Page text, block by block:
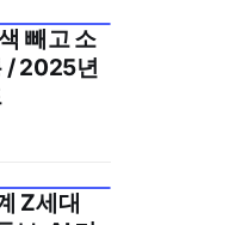
빼고 소
/ 2025년
Z세대